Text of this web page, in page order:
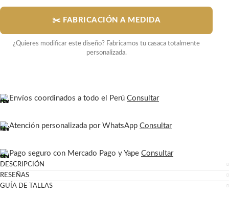
✂️ FABRICACIÓN A MEDIDA
¿Quieres modificar este diseño? Fabricamos tu casaca totalmente
personalizada.
Envíos coordinados a todo el Perú Consultar
Atención personalizada por WhatsApp Consultar
Pago seguro con Mercado Pago y Yape Consultar
DESCRIPCIÓN
RESEÑAS
GUÍA DE TALLAS